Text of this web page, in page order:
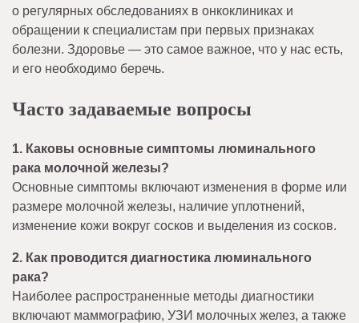
о регулярных обследованиях в онкоклиниках и
обращении к специалистам при первых признаках
болезни. Здоровье — это самое важное, что у нас есть,
и его необходимо беречь.
Часто задаваемые вопросы
1. Каковы основные симптомы люминального
рака молочной железы?
Основные симптомы включают изменения в форме или
размере молочной железы, наличие уплотнений,
изменение кожи вокруг сосков и выделения из сосков.
2. Как проводится диагностика люминального
рака?
Наиболее распространенные методы диагностики
включают маммографию, УЗИ молочных желез, а также